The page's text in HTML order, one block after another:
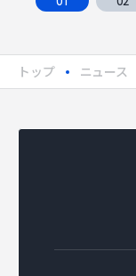
トップ ニュース